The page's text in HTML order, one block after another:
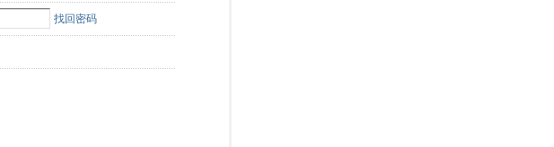
找回密码